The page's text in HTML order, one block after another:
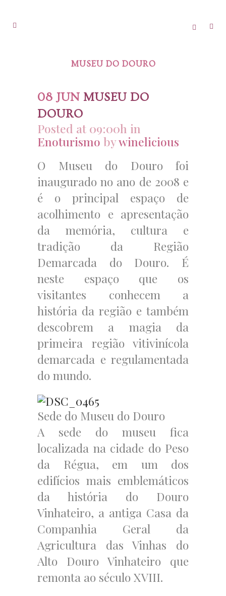
MUSEU DO DOURO
08 JUN MUSEU DO
DOURO
Posted at 09:00h in
Enoturismo bywinelicious
O Museu do Douro foi
inaugurado no ano de 2008 e
é o principal espaço de
acolhimento e apresentação
da memória, cultura e
tradição da Região
Demarcada do Douro. É
neste espaço que os
visitantes conhecem a
história da região e também
descobrem a magia da
primeira região vitivinícola
demarcada e regulamentada
do mundo.
Sede do Museu do Douro
A sede do museu fica
localizada na cidade do Peso
da Régua, em um dos
edifícios mais emblemáticos
da história do Douro
Vinhateiro, a antiga Casa da
Companhia Geral da
Agricultura das Vinhas do
Alto Douro Vinhateiro que
remonta ao século XVIII.